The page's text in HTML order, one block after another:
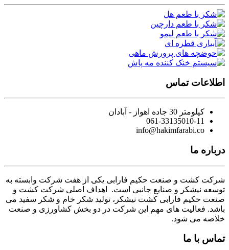
اطلاعات تماس
کیلومتر 30 جاده اهواز - آبادان
061-33135010-11
info@hakimfarabi.co
درباره ما
شرکت کشت و صنعت حکیم فارابی یکی از هفت شرکت وابسته به
توسعه نیشکر و صنایع جانبی است. اهداف اصلی شرکت کشت و
صنعت حکیم فارابی کشت نیشکر، تولید شکر خام و شکر سفید می
باشد. فعالیت های مهم این شرکت در دو بخش کشاورزی و صنعت
خلاصه می شود.
تماس با ما